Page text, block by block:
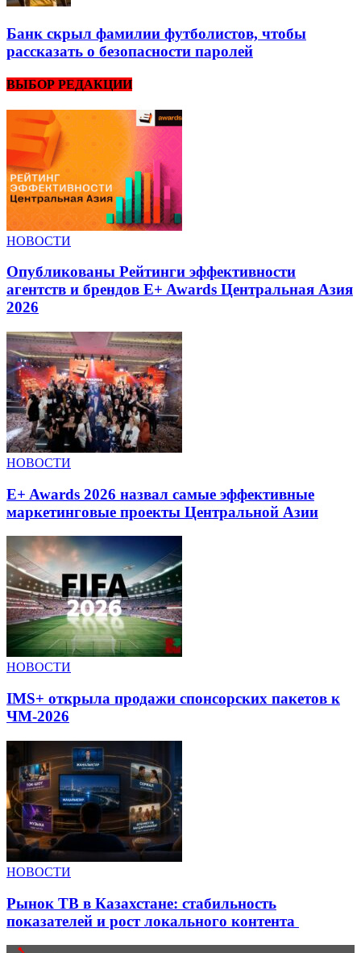
Банк скрыл фамилии футболистов, чтобы
рассказать о безопасности паролей
ВЫБОР РЕДАКЦИИ
НОВОСТИ
Опубликованы Рейтинги эффективности
агентств и брендов E+ Awards Центральная Азия
2026
НОВОСТИ
E+ Awards 2026 назвал самые эффективные
маркетинговые проекты Центральной Азии
НОВОСТИ
IMS+ открыла продажи спонсорских пакетов к
ЧМ-2026
НОВОСТИ
Рынок ТВ в Казахстане: стабильность
показателей и рост локального контента